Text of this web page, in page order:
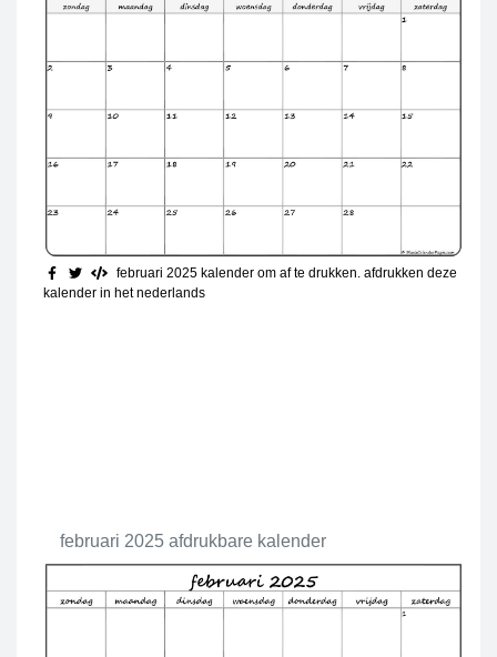
februari 2025 kalender om af te drukken. afdrukken deze
kalender in het nederlands
februari 2025 afdrukbare kalender